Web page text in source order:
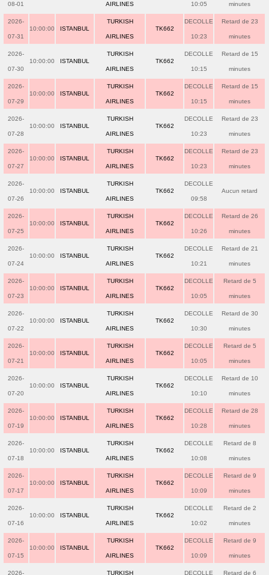
08-01 AIRLINES 10:05 minutes
2026-
07-31
10:00:00 ISTANBUL
TURKISH
AIRLINES
TK662
DECOLLE
10:23
Retard de 23
minutes
2026-
07-30
10:00:00 ISTANBUL
TURKISH
AIRLINES
TK662
DECOLLE
10:15
Retard de 15
minutes
2026-
07-29
10:00:00 ISTANBUL
TURKISH
AIRLINES
TK662
DECOLLE
10:15
Retard de 15
minutes
2026-
07-28
10:00:00 ISTANBUL
TURKISH
AIRLINES
TK662
DECOLLE
10:23
Retard de 23
minutes
2026-
07-27
10:00:00 ISTANBUL
TURKISH
AIRLINES
TK662
DECOLLE
10:23
Retard de 23
minutes
2026-
07-26
10:00:00 ISTANBUL
TURKISH
AIRLINES
TK662
DECOLLE
09:58
Aucun retard
2026-
07-25
10:00:00 ISTANBUL
TURKISH
AIRLINES
TK662
DECOLLE
10:26
Retard de 26
minutes
2026-
07-24
10:00:00 ISTANBUL
TURKISH
AIRLINES
TK662
DECOLLE
10:21
Retard de 21
minutes
2026-
07-23
10:00:00 ISTANBUL
TURKISH
AIRLINES
TK662
DECOLLE
10:05
Retard de 5
minutes
2026-
07-22
10:00:00 ISTANBUL
TURKISH
AIRLINES
TK662
DECOLLE
10:30
Retard de 30
minutes
2026-
07-21
10:00:00 ISTANBUL
TURKISH
AIRLINES
TK662
DECOLLE
10:05
Retard de 5
minutes
2026-
07-20
10:00:00 ISTANBUL
TURKISH
AIRLINES
TK662
DECOLLE
10:10
Retard de 10
minutes
2026-
07-19
10:00:00 ISTANBUL
TURKISH
AIRLINES
TK662
DECOLLE
10:28
Retard de 28
minutes
2026-
07-18
10:00:00 ISTANBUL
TURKISH
AIRLINES
TK662
DECOLLE
10:08
Retard de 8
minutes
2026-
07-17
10:00:00 ISTANBUL
TURKISH
AIRLINES
TK662
DECOLLE
10:09
Retard de 9
minutes
2026-
07-16
10:00:00 ISTANBUL
TURKISH
AIRLINES
TK662
DECOLLE
10:02
Retard de 2
minutes
2026-
07-15
10:00:00 ISTANBUL
TURKISH
AIRLINES
TK662
DECOLLE
10:09
Retard de 9
minutes
2026- TURKISH DECOLLE Retard de 6